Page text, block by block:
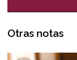
Otras notas